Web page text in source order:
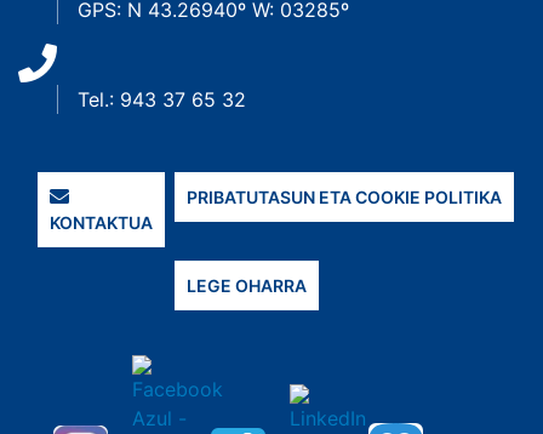
GPS: N 43.26940º W: 03285º
Tel.: 943 37 65 32
KONTAKTUA
PRIBATUTASUN ETA COOKIE POLITIKA
LEGE OHARRA